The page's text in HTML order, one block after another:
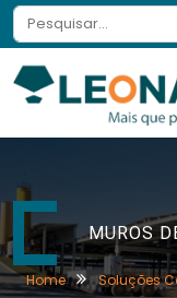
MUROS
Home Soluções